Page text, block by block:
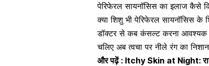
पेरिफेरल सायनॉसिस का इलाज कैसे
क्या शिशु भी पेरिफेरल सायनॉसिस के
डॉक्टर से कब कंसल्ट करना आवश्यक
चलिए अब त्वचा पर नीले रंग का
और पढ़ें : Itchy Skin at Night: